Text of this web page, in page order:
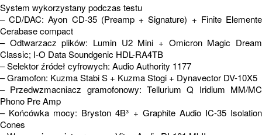
System wykorzystany podczas testu
– CD/DAC: Ayon CD-35 (Preamp + Signature) + Finite Elemente
Cerabase compact
– Odtwarzacz plików: Lumin U2 Mini + Omicron Magic Dream
Classic; I-O Data Soundgenic HDL-RA4TB
– Selektor źródeł cyfrowych: Audio Authority 1177
– Gramofon: Kuzma Stabi S + Kuzma Stogi + Dynavector DV-10X5
– Przedwzmacniacz gramofonowy: Tellurium Q Iridium MM/MC
Phono Pre Amp
– Końcówka mocy: Bryston 4B³ + Graphite Audio IC-35 Isolation
Cones